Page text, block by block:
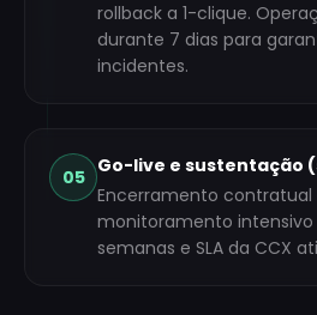
rollback a 1-clique.
durante 7 dias para
incidentes.
05 Go-live e sustentação
Encerramento contratual
monitoramento intensivo
semanas e SLA da CCX